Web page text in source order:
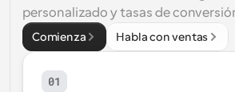
Enlaces de Grupo Dinámico
Reserva reuniones de forma fluida
Webhooks
personalizado y tasas de
Comienza Habla con ventas
01